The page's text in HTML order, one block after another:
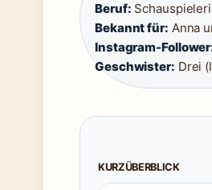
Beruf:
Bekannt für: Anna
Instagram-
Geschwister: Drei
KURZÜBERBLICK